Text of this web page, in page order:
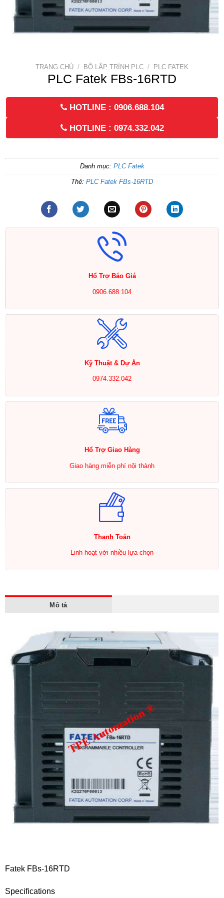
TRANG CHỦ / BỘ LẬP TRÌNH PLC / PLC FATEK
PLC Fatek FBs-16RTD
HOTLINE : 0906.688.104
HOTLINE : 0974.332.042
Danh mục: PLC Fatek
Thẻ: PLC Fatek FBs-16RTD
Hổ Trợ Báo Giá
0906.688.104
Kỹ Thuật & Dự Án
0974.332.042
Hổ Trợ Giao Hàng
Giao hàng miễn phí nội thành
Thanh Toán
Linh hoạt với nhiều lựa chọn
Mô tả
Fatek FBs-16RTD
Specifications